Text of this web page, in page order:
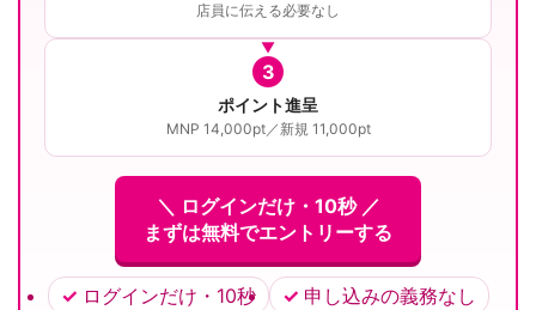
店員に伝える必要なし
3
ポイント進呈
MNP 14,000pt／新規 11,000pt
＼ ログインだけ・10秒 ／
まずは無料でエントリーする
ログインだけ・10秒
申し込みの義務なし